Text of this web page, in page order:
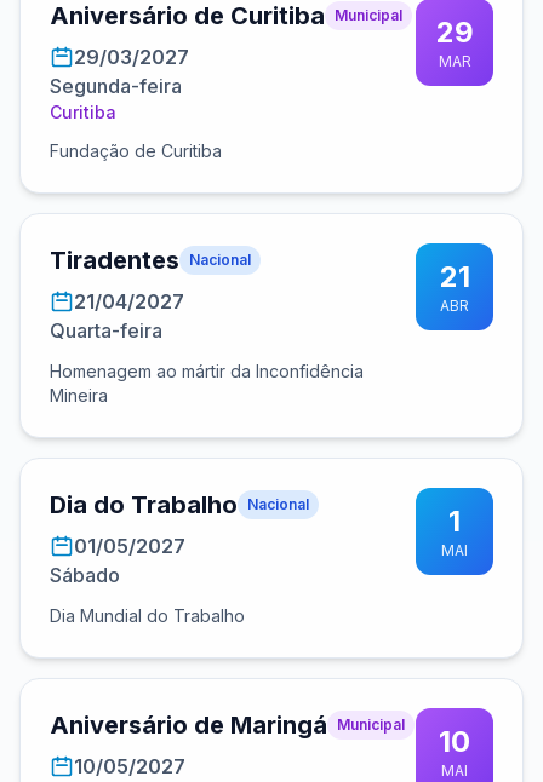
Aniversário de Curitiba Municipal
29/03/2027
Segunda-feira
Curitiba
Fundação de Curitiba
29
MAR
Tiradentes Nacional
21/04/2027
Quarta-feira
Homenagem ao mártir da Inconfidência
Mineira
21
ABR
Dia do Trabalho Nacional
01/05/2027
Sábado
Dia Mundial do Trabalho
1
MAI
Aniversário de Maringá Municipal
10/05/2027
10
MAI